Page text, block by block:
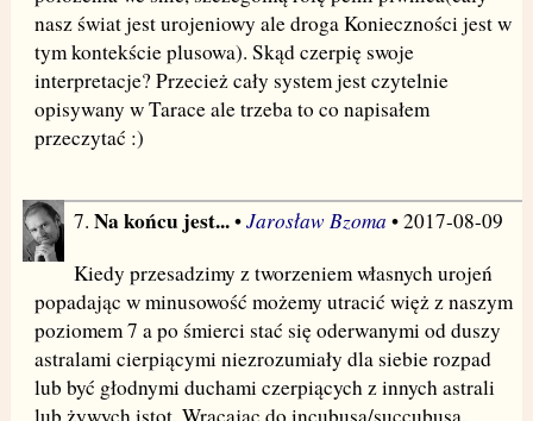
nasz świat jest urojeniowy ale droga Konieczności jest w
tym kontekście plusowa). Skąd czerpię swoje
interpretacje? Przecież cały system jest czytelnie
opisywany w Tarace ale trzeba to co napisałem
przeczytać :)
7. Na końcu jest...•Jarosław Bzoma • 2017-08-09
Kiedy przesadzimy z tworzeniem własnych urojeń
popadając w minusowość możemy utracić więż z naszym
poziomem 7 a po śmierci stać się oderwanymi od duszy
astralami cierpiącymi niezrozumiały dla siebie rozpad
lub być głodnymi duchami czerpiących z innych astrali
lub żywych istot. Wracając do incubusa/succubusa.